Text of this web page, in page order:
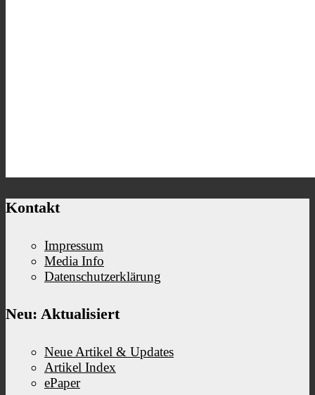
Kontakt
Impressum
Media Info
Datenschutzerklärung
Neu: Aktualisiert
Neue Artikel & Updates
Artikel Index
ePaper